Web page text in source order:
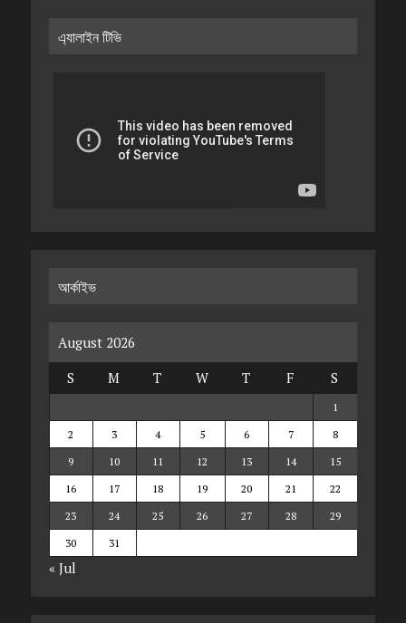
এ্যালাইন টিভি
আর্কাইভ
August 2026
S
M T W T F S
1
2
3 4 5 6 7
8
9
10 11 12 13 14
15
16
17 18 19 20 21
22
23
24 25 26 27 28
29
30
31
« Jul